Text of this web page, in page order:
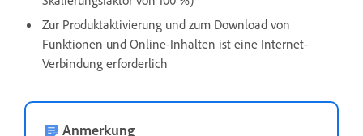
Zur Produktaktivierung und zum Download von
Funktionen und Online-Inhalten ist eine Internet-
Verbindung erforderlich
Anmerkung